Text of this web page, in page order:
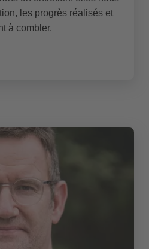
les progrès réalisés et
à combler.